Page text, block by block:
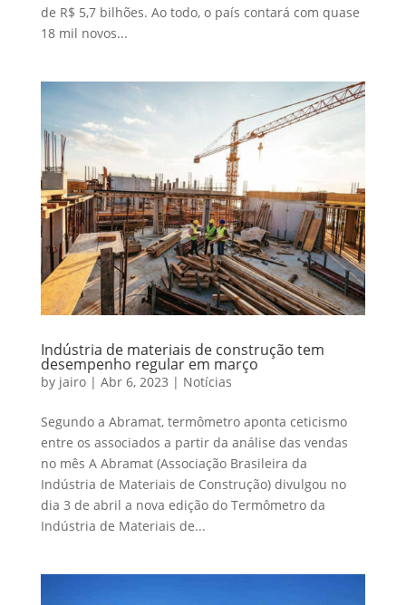
de R$ 5,7 bilhões. Ao todo, o país contará com quase
18 mil novos...
Indústria de materiais de construção tem
desempenho regular em março
by jairo| Abr 6, 2023 | Notícias
Segundo a Abramat, termômetro aponta ceticismo
entre os associados a partir da análise das vendas
no mês A Abramat (Associação Brasileira da
Indústria de Materiais de Construção) divulgou no
dia 3 de abril a nova edição do Termômetro da
Indústria de Materiais de...